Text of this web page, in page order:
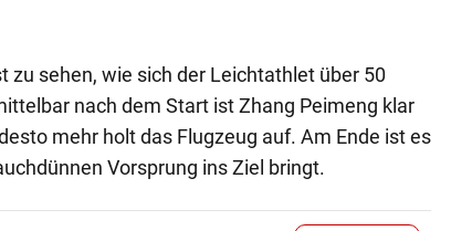
zu sehen, wie sich der Leichtathlet über 50
nach dem Start ist Zhang Peimeng klar
mehr holt das Flugzeug auf. Am Ende ist es
Vorsprung ins Ziel bringt.